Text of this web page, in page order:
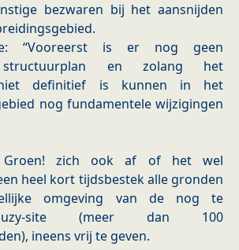
bezwaren bij het aansnijden
“Vooreerst is er nog geen
structuurplan en zolang het
definitief is kunnen in het
nog fundamentele wijzigingen
Groen! zich ook af of het wel
heel kort tijdsbestek alle gronden
omgeving van de nog te
site (meer dan 100
ineens vrij te geven.